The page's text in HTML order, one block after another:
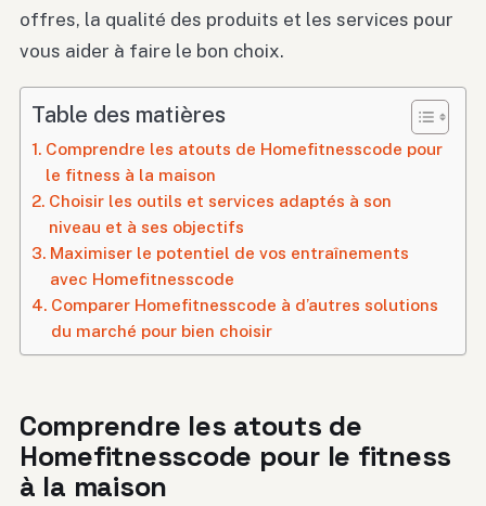
offres, la qualité des produits et les services pour
vous aider à faire le bon choix.
Table des matières
Comprendre les atouts de Homefitnesscode pour
le fitness à la maison
Choisir les outils et services adaptés à son
niveau et à ses objectifs
Maximiser le potentiel de vos entraînements
avec Homefitnesscode
Comparer Homefitnesscode à d’autres solutions
du marché pour bien choisir
Comprendre les atouts de
Homefitnesscode pour le fitness
à la maison